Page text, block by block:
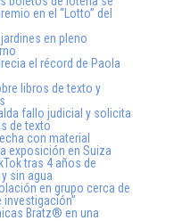
en el “Lotto” del
en pleno
el récord de Paola
libros de texto y
fallo judicial y solicita
de texto
con material
exposición en Suiza
tras 4 años de
sin agua
en grupo cerca de
investigación”
Bratz® en una